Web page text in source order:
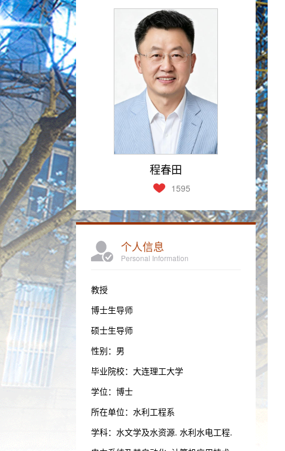
程春田
1595
个人信息
Personal Information
教授
博士生导师
硕士生导师
性别：男
毕业院校：大连理工大学
学位：博士
所在单位：水利工程系
学科：水文学及水资源. 水利水电工程.